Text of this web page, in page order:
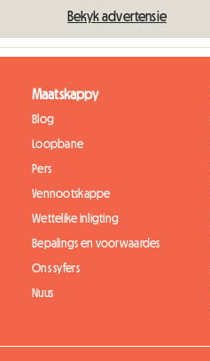
Bekyk advertensie
Maatskappy
Blog
Loopbane
Pers
Vennootskappe
Wettelike inligting
Bepalings en voorwaardes
Ons syfers
Nuus